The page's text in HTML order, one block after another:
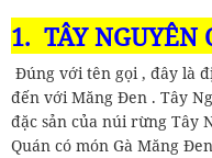
1. TÂY NGUYÊN
Đúng với tên gọi , đây là
đến với Măng Đen . Tây
đặc sản của núi rừng Tây
Quán có món Gà Măng